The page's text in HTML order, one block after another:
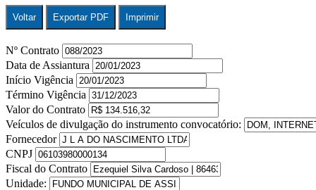
Voltar Exportar PDF Imprimir
Nº Contrato
Data de Assiantura
Início Vigência
Término Vigência
Valor do Contrato
Veículos de divulgação do instrumento convocatório:
Fornecedor
CNPJ
Fiscal do Contrato
Unidade: